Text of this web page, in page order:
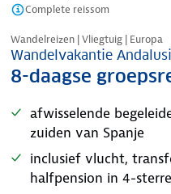
Complete reissom
Tijdelijk in prijs verlaagd
Wandelreizen | Vliegtuig | Europa
Wandelvakantie
8-daagse
afwisselende
zuiden van Spanje
inclusief vlucht,
halfpension in 4-